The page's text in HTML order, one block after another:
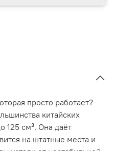
просто работает?
китайских
125 см³. Она даёт
на штатные места и